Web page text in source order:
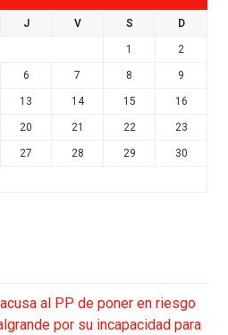
J V S D
1 2
6 7 8 9
13 14 15 16
20 21 22 23
27 28 29 30
al PP de poner en riesgo
por su incapacidad para